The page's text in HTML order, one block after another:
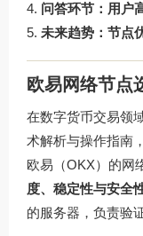
问答环节：用户
未来趋势：节点
欧易网络节点
在数字货币交易领
术解析与操作指南
欧易（OKX）的网
度、稳定性与安全
的服务器，负责验